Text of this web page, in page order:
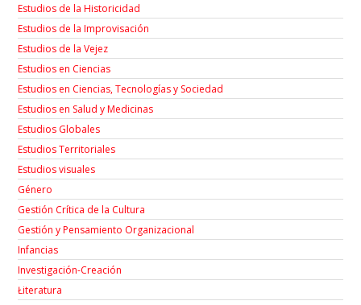
Estudios de la Historicidad
Estudios de la Improvisación
Estudios de la Vejez
Estudios en Ciencias
Estudios en Ciencias, Tecnologías y Sociedad
Estudios en Salud y Medicinas
Estudios Globales
Estudios Territoriales
Estudios visuales
Género
Gestión Crítica de la Cultura
Gestión y Pensamiento Organizacional
Infancias
Investigación-Creación
Łiteratura